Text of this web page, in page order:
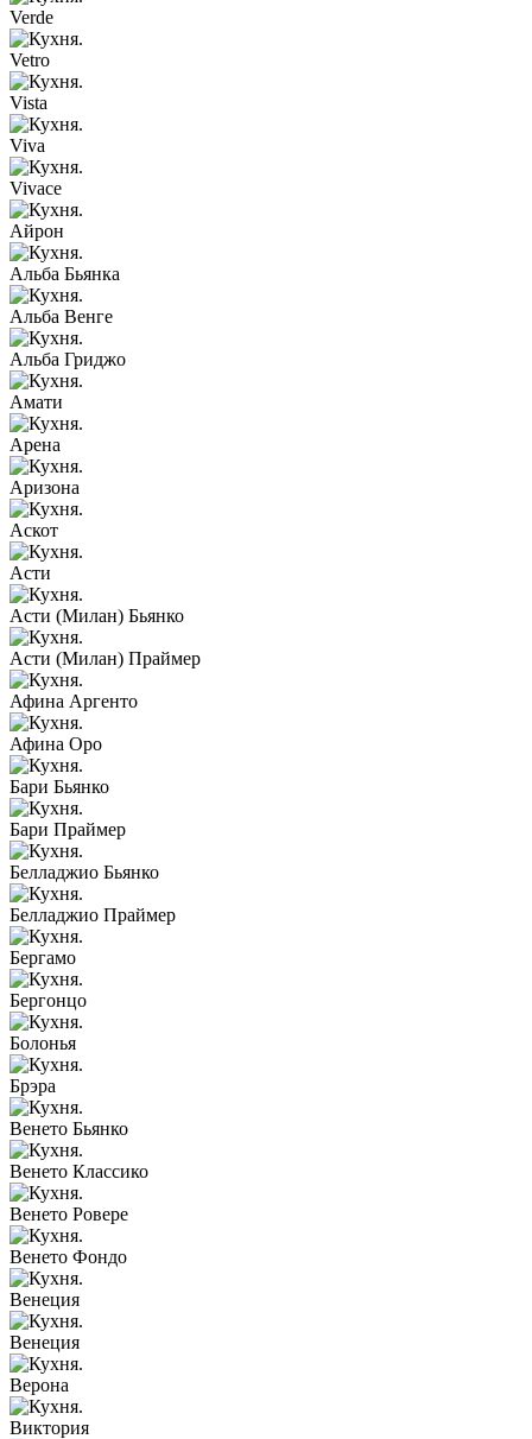
Verde
Vetro
Vista
Viva
Vivace
Айрон
Альба Бьянка
Альба Венге
Альба Гриджо
Амати
Арена
Аризона
Аскот
Асти
Асти (Милан) Бьянко
Асти (Милан) Праймер
Афина Аргенто
Афина Оро
Бари Бьянко
Бари Праймер
Белладжио Бьянко
Белладжио Праймер
Бергамо
Бергонцо
Болонья
Брэра
Венето Бьянко
Венето Классико
Венето Ровере
Венето Фондо
Венеция
Венеция
Верона
Виктория